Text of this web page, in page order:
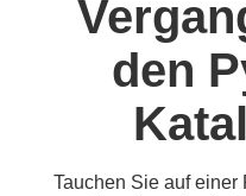
den
Tauchen Sie auf einer